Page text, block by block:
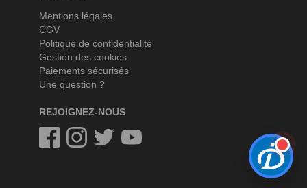
Mentions légales
CGV
Politique de confidentialité
Gestion des cookies
Paiements sécurisés
Une question ?
REJOIGNEZ-NOUS
FacebookInstagramTwitterTwitter